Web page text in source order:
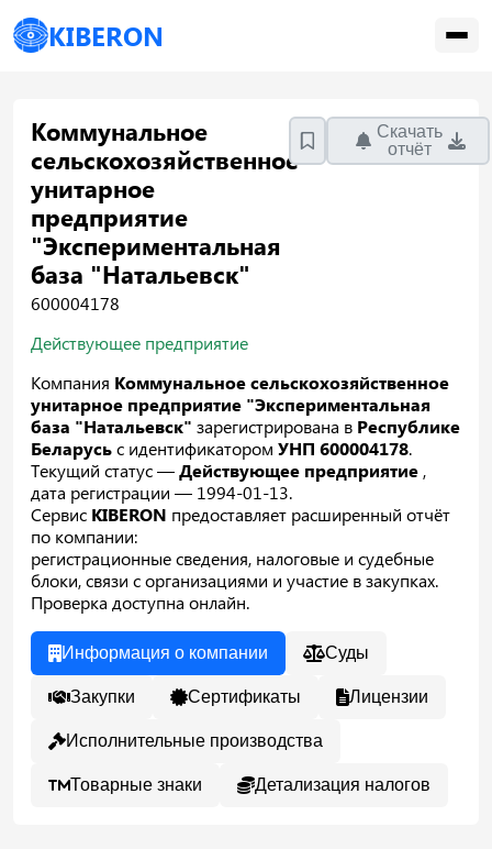
KIBERON
Коммунальное
сельскохозяйственное
унитарное
предприятие
"Экспериментальная
база "Натальевск"
600004178
Скачать
отчёт
Действующее предприятие
Компания Коммунальное сельскохозяйственное
унитарное предприятие "Экспериментальная
база "Натальевск" зарегистрирована в Республике
Беларусьс идентификатором УНП 600004178.
Текущий статус —Действующее предприятие ,
дата регистрации — 1994-01-13.
Сервис KIBERON предоставляет расширенный отчёт
по компании:
регистрационные сведения, налоговые и судебные
блоки, связи с организациями и участие в закупках.
Проверка доступна онлайн.
Информация о компании Суды
Закупки Сертификаты Лицензии
Исполнительные производства
Товарные знаки Детализация налогов